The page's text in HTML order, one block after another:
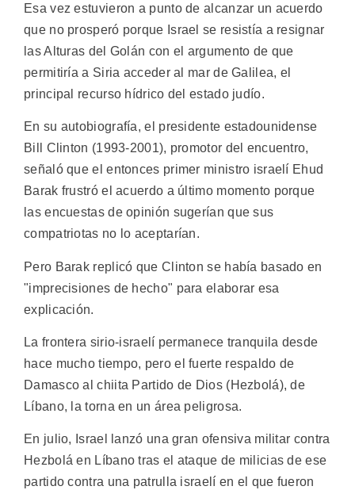
Esa vez estuvieron a punto de alcanzar un acuerdo
que no prosperó porque Israel se resistía a resignar
las Alturas del Golán con el argumento de que
permitiría a Siria acceder al mar de Galilea, el
principal recurso hídrico del estado judío.
En su autobiografía, el presidente estadounidense
Bill Clinton (1993-2001), promotor del encuentro,
señaló que el entonces primer ministro israelí Ehud
Barak frustró el acuerdo a último momento porque
las encuestas de opinión sugerían que sus
compatriotas no lo aceptarían.
Pero Barak replicó que Clinton se había basado en
"imprecisiones de hecho" para elaborar esa
explicación.
La frontera sirio-israelí permanece tranquila desde
hace mucho tiempo, pero el fuerte respaldo de
Damasco al chiita Partido de Dios (Hezbolá), de
Líbano, la torna en un área peligrosa.
En julio, Israel lanzó una gran ofensiva militar contra
Hezbolá en Líbano tras el ataque de milicias de ese
partido contra una patrulla israelí en el que fueron